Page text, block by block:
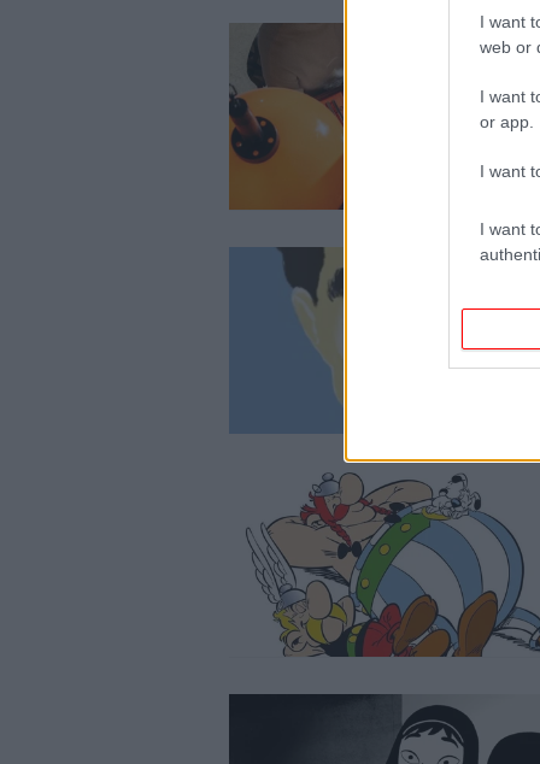
I want
web or
I want
or app.
I want
I want